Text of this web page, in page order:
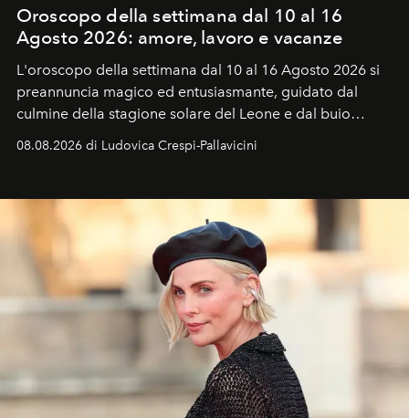
Oroscopo della settimana dal 10 al 16
Agosto 2026: amore, lavoro e vacanze
L'oroscopo della settimana dal 10 al 16 Agosto 2026 si
preannuncia magico ed entusiasmante, guidato dal
culmine della stagione solare del Leone e dal buio
favorevole della Luna nuova in Leone del 12 agosto,
ideale per la notte delle Perseidi.
08.08.2026 di Ludovica Crespi-Pallavicini